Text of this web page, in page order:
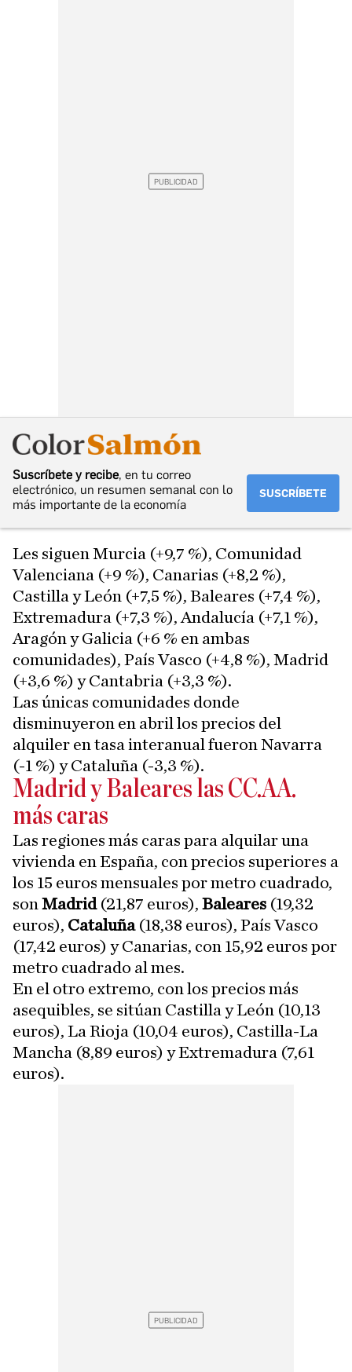
Suscríbete y recibe, en tu correo
electrónico, un resumen semanal con lo
más importante de la economía
SUSCRÍBETE
Les siguen Murcia (+9,7 %), Comunidad
Valenciana (+9 %), Canarias (+8,2 %),
Castilla y León (+7,5 %), Baleares (+7,4 %),
Extremadura (+7,3 %), Andalucía (+7,1 %),
Aragón y Galicia (+6 % en ambas
comunidades), País Vasco (+4,8 %), Madrid
(+3,6 %) y Cantabria (+3,3 %).
Las únicas comunidades donde
disminuyeron en abril los precios del
alquiler en tasa interanual fueron Navarra
(-1 %) y Cataluña (-3,3 %).
Madrid y Baleares las CC.AA.
más caras
Las regiones más caras para alquilar una
vivienda en España, con precios superiores a
los 15 euros mensuales por metro cuadrado,
sonMadrid(21,87 euros), Baleares (19,32
euros), Cataluña(18,38 euros), País Vasco
(17,42 euros) y Canarias, con 15,92 euros por
metro cuadrado al mes.
En el otro extremo, con los precios más
asequibles, se sitúan Castilla y León (10,13
euros), La Rioja (10,04 euros), Castilla-La
Mancha (8,89 euros) y Extremadura (7,61
euros).